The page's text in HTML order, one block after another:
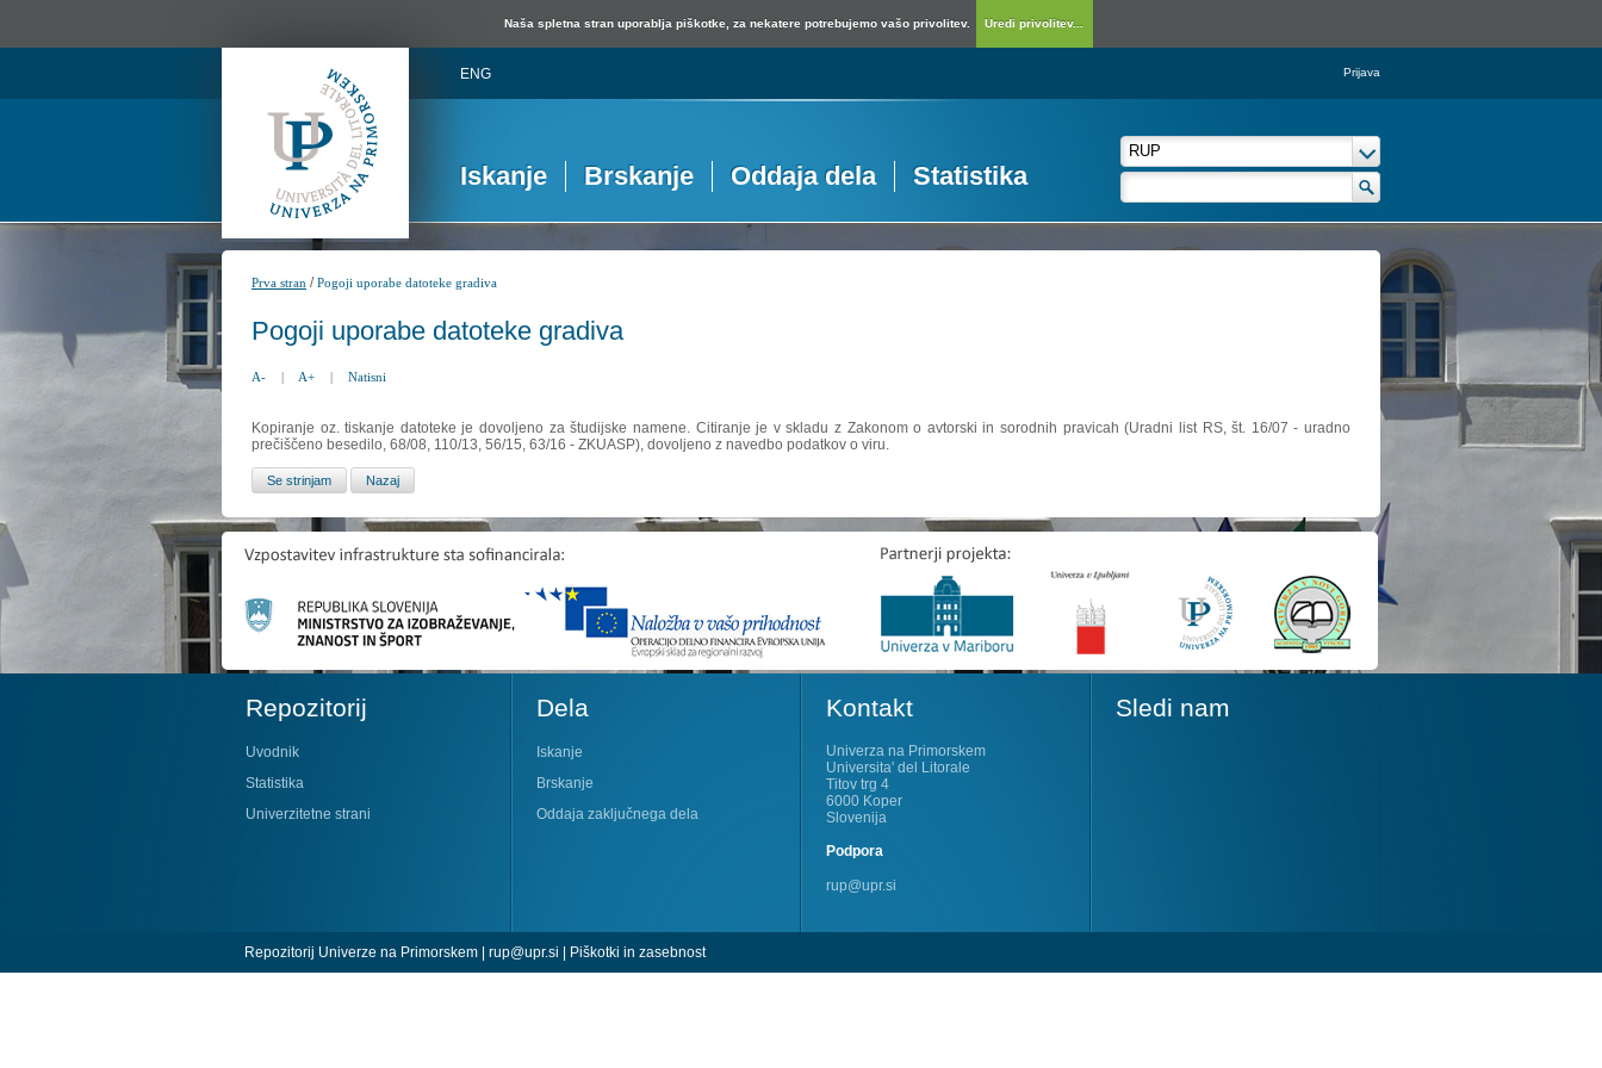
Naša spletna stran uporablja piškotke, za nekatere potrebujemo vašo privolitev. Uredi privolitev...
ENG Prijava
Iskanje Brskanje Oddaja dela Statistika
Prva stran /Pogoji uporabe datoteke gradiva
Pogoji uporabe datoteke gradiva
A- | A+ | Natisni
Kopiranje oz. tiskanje datoteke je dovoljeno za študijske namene. Citiranje je v skladu z Zakonom o avtorski in sorodnih pravicah (Uradni list RS, št. 16/07 - uradno
prečiščeno besedilo, 68/08, 110/13, 56/15, 63/16 - ZKUASP), dovoljeno z navedbo podatkov o viru.
Repozitorij
Uvodnik
Statistika
Univerzitetne strani
Dela
Iskanje
Brskanje
Oddaja zaključnega dela
Kontakt
Univerza na Primorskem
Universita' del Litorale
Titov trg 4
6000 Koper
Slovenija
Podpora
rup@upr.si
Sledi nam
Repozitorij Univerze na Primorskem | rup@upr.si | Piškotki in zasebnost